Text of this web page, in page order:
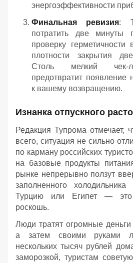
энергоэффективности
Финальная ревизия:
потратить две минуты
проверку герметичности
плотности закрытия
Столь мелкий чек-
предотвратит появление
к вашему возвращению.
Изнанка отпускного
Редакция Тупрома отмечает,
всего, ситуация не сильно
по карману российских
на базовые продукты
рынке непрерывно ползут
заполненного
Турцию или Египет — это
роскошь.
Люди тратят огромные деньги
а затем своими руками
нескольких тысяч рублей
заморозкой, туристам